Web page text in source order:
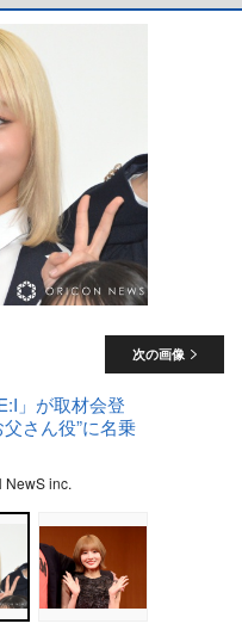
次の画像
」が取材会登
さん役”に名乗
NewS inc.